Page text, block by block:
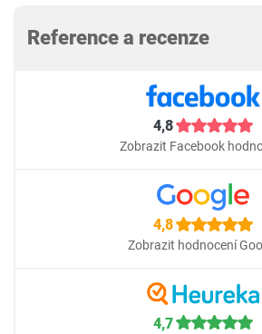
Reference a recenze
4,8
Zobrazit Facebook
4,8
Zobrazit hodnocení
4,7